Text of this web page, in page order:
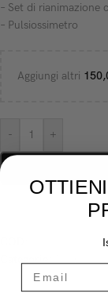
– Set di
– Pulsiossimetro
Aggiungi altri
- +